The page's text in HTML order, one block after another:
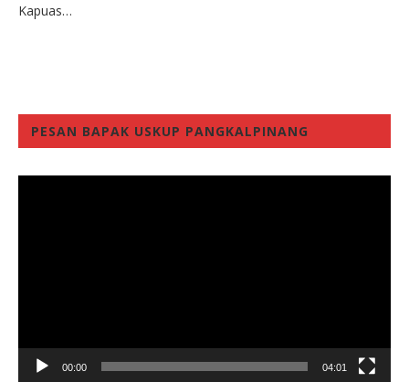
Kapuas…
PESAN BAPAK USKUP PANGKALPINANG
00:00 04:01